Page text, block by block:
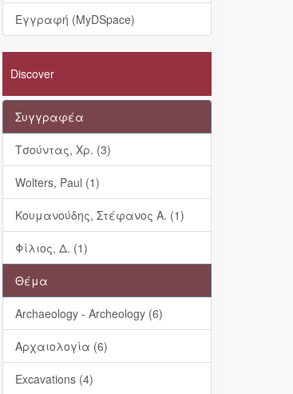
Εγγραφή (MyDSpace)
Discover
Συγγραφέα
Τσούντας, Χρ. (3)
Wolters, Paul (1)
Κουμανούδης, Στέφανος Α. (1)
Φίλιος, Δ. (1)
Θέμα
Archaeology - Archeology (6)
Αρχαιολογία (6)
Excavations (4)